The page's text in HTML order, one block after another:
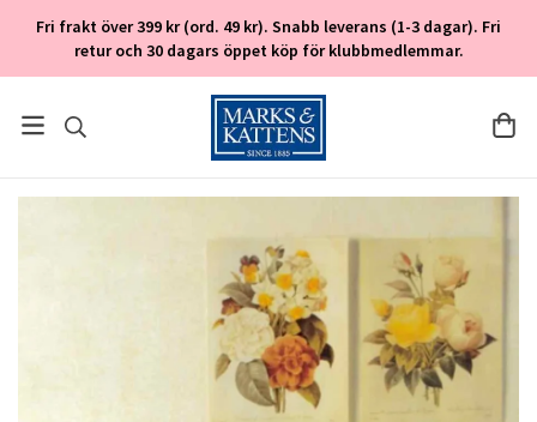
Fri frakt över 399 kr (ord. 49 kr). Snabb leverans (1-3 dagar). Fri
retur och 30 dagars öppet köp för klubbmedlemmar.